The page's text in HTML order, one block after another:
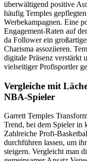
überwältigend positive
häufig Temples
Werbekampagnen. Eine
Engagement-Raten auf
da Follower ein
Charisma assoziieren.
digitale Präsenz verstärkt
vielseitiger Profisportler
Vergleiche mit
NBA-Spieler
Garrett Temples
Trend, bei dem Spieler in
Zahlreiche Profi-
durchführen lassen, um
steigern. Vergleicht man